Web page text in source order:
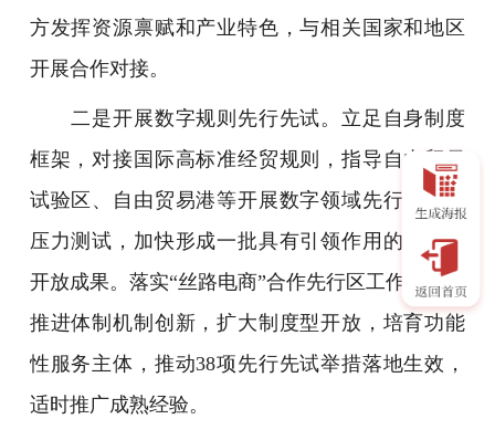
方发挥资源禀赋和产业特色，与相关国家和地区
开展合作对接。
二是开展数字规则先行先试。立足自身制度
框架，对接国际高标准经贸规则，指导自由贸易
试验区、自由贸易港等开展数字领域先行先试和
压力测试，加快形成一批具有引领作用的制度型
开放成果。落实“丝路电商”合作先行区工作方案，
推进体制机制创新，扩大制度型开放，培育功能
性服务主体，推动38项先行先试举措落地生效，
适时推广成熟经验。